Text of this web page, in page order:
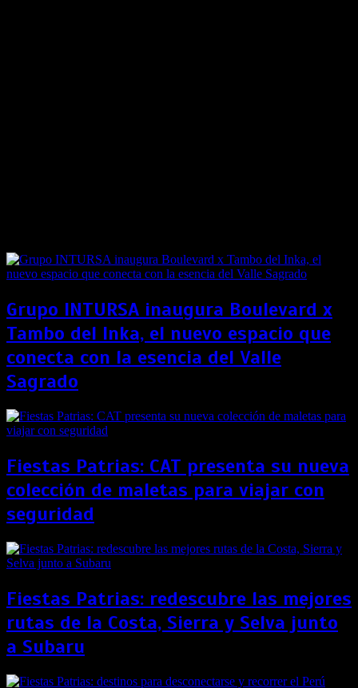
Grupo INTURSA inaugura Boulevard x
Tambo del Inka, el nuevo espacio que
conecta con la esencia del Valle
Sagrado
Fiestas Patrias: CAT presenta su nueva
colección de maletas para viajar con
seguridad
Fiestas Patrias: redescubre las mejores
rutas de la Costa, Sierra y Selva junto
a Subaru